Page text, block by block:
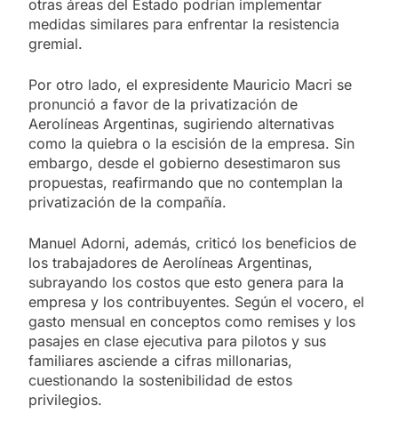
otras áreas del Estado podrían implementar
medidas similares para enfrentar la resistencia
gremial.
Por otro lado, el expresidente Mauricio Macri se
pronunció a favor de la privatización de
Aerolíneas Argentinas, sugiriendo alternativas
como la quiebra o la escisión de la empresa. Sin
embargo, desde el gobierno desestimaron sus
propuestas, reafirmando que no contemplan la
privatización de la compañía.
Manuel Adorni, además, criticó los beneficios de
los trabajadores de Aerolíneas Argentinas,
subrayando los costos que esto genera para la
empresa y los contribuyentes. Según el vocero, el
gasto mensual en conceptos como remises y los
pasajes en clase ejecutiva para pilotos y sus
familiares asciende a cifras millonarias,
cuestionando la sostenibilidad de estos
privilegios.